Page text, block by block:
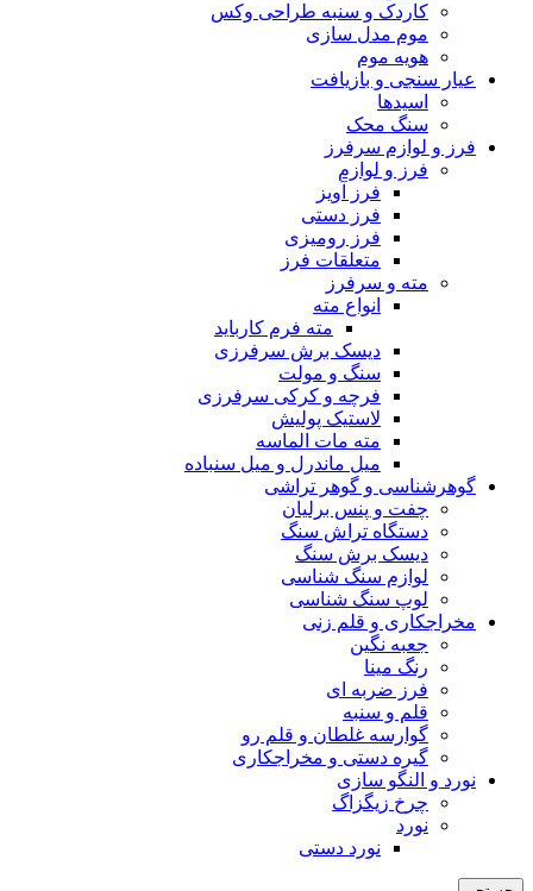
کاردک و سنبه طراحی وکس
موم مدل سازی
هویه موم
عیار سنجی و بازیافت
اسیدها
سنگ محک
فرز و لوازم سرفرز
فرز و لوازم
فرز آویز
فرز دستی
فرز رومیزی
متعلقات فرز
مته و سرفرز
انواع مته
مته فرم کارباید
دیسک برش سرفرزی
سنگ و مولت
فرچه و کرکی سرفرزی
لاستیک پولیش
مته مات الماسه
میل ماندرل و میل سنباده
گوهرشناسی و گوهر تراشی
چفت و پنس برلیان
دستگاه تراش سنگ
دیسک برش سنگ
لوازم سنگ شناسی
لوپ سنگ شناسی
مخراجکاری و قلم زنی
جعبه نگین
رنگ مینا
فرز ضربه ای
قلم و سنبه
گوارسه غلطان و قلم رو
گیره دستی و مخراجکاری
نورد و النگو سازی
چرخ زیگزاگ
نورد
نورد دستی